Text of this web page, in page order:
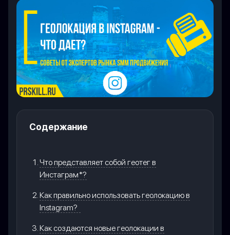
Содержание
Что представляет собой геотег в
Инстаграм*?
Как правильно использовать геолокацию в
Instagram?
Как создаются новые геолокации в